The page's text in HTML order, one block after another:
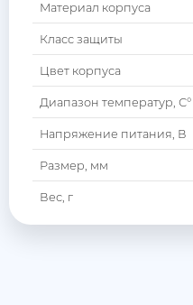
Материал корпуса
Класс защиты
Цвет корпуса
Диапазон температур, С°
Напряжение питания, В
Размер, мм
Вес, г